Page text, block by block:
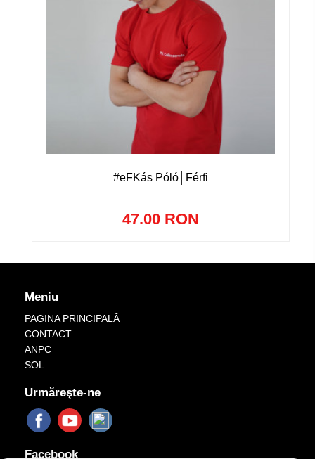
#eFKás Póló│Férfi
47.00 RON
Meniu
PAGINA PRINCIPALĂ
CONTACT
ANPC
SOL
Urmăreşte-ne
Facebook